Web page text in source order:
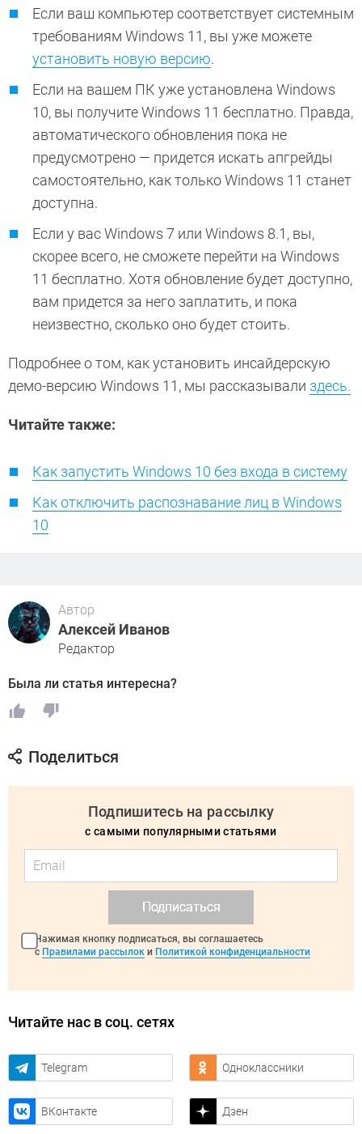
Если ваш компьютер соответствует системным
требованиям Windows 11, вы уже можете
установить новую версию.
Если на вашем ПК уже установлена Windows
10, вы получите Windows 11 бесплатно. Правда,
автоматического обновления пока не
предусмотрено — придется искать апгрейды
самостоятельно, как только Windows 11 станет
доступна.
Если у вас Windows 7 или Windows 8.1, вы,
скорее всего, не сможете перейти на Windows
11 бесплатно. Хотя обновление будет доступно,
вам придется за него заплатить, и пока
неизвестно, сколько оно будет стоить.
Подробнее о том, как установить инсайдерскую
демо-версию Windows 11, мы рассказывали здесь.
Читайте также:
Как запустить Windows 10 без входа в систему
Как отключить распознавание лиц в Windows
10
Автор
Алексей Иванов
Редактор
Была ли статья интересна?
Поделиться
Подпишитесь на рассылку
с самыми популярными статьями
Подписаться
Нажимая кнопку подписаться, вы соглашаетесь
с Правилами рассылок и Политикой конфиденциальности
Читайте нас в соц. сетях
Telegram Одноклассники
ВКонтакте Дзен